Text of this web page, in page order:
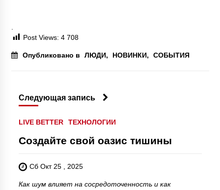
Post Views: 4 708
Опубликовано в ЛЮДИ, НОВИНКИ, СОБЫТИЯ
Следующая запись
LIVE BETTER ТЕХНОЛОГИИ
Создайте свой оазис тишины
Сб Окт 25 , 2025
Как шум влияет на сосредоточенность и как